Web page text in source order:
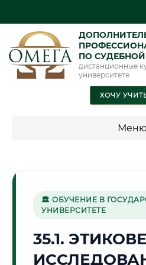
ПО СУДЕБНОЙ
дистанционные
университете
ХОЧУ
Меню
специальности"
Стоимость по программам
Стоимость по программам
🏛 ОБУЧЕНИЕ В
УНИВЕРСИТЕТЕ
35.1.